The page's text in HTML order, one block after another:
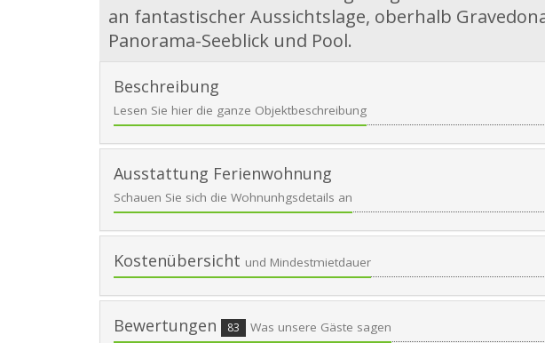
an fantastischer Aussichtslage, oberhalb
Panorama-Seeblick und Pool.
Beschreibung
Lesen Sie hier die ganze Objektbeschreibung
Ausstattung Ferienwohnung
Schauen Sie sich die Wohnunhgsdetails an
Kostenübersicht und Mindestmietdauer
Bewertungen 83 Was unsere Gäste sagen